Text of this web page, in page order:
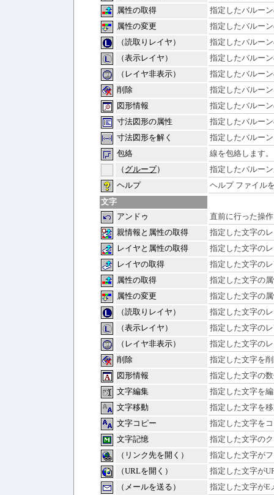
属性の取得
指定したバルー
属性の変更
指定したバルー
（読取りレイヤ）
指定したバルー
（表示レイヤ）
指定したバルー
（レイヤ非表示）
指定したバルー
削除
指定したバルー
図形情報
指定したバルー
寸法図形の属性
指定したバルー
寸法図形を解く
指定したバルー
包絡
線を包絡します。
（ グループ）
指定したバルー
ヘルプ
ヘルプ ファイル
文字
アンドゥ
直前に行った操
親情報と属性の取得
指定した文字の
レイヤと属性の取得
指定した文字の
レイヤの取得
指定した文字の
属性の取得
指定した文字の
属性の変更
指定した文字の
（読取りレイヤ）
指定した文字の
（表示レイヤ）
指定した文字の
（レイヤ非表示）
指定した文字の
削除
指定した文字を
図形情報
指定した文字の
文字編集
指定した文字を
文字移動
指定した文字を
文字コピー
指定した文字を
文字記憶
指定した文字の
（リンク先を開く）
指定した文字が
（URLを開く）
指定した文字が
（メールを送る）
指定した文字がE